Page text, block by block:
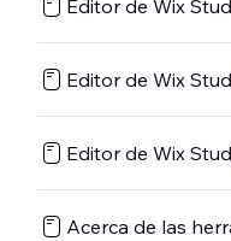
Editor de Wix
Editor de Wix
Editor de Wix
Acerca de las